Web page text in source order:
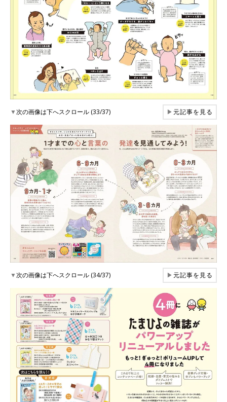
▼次の画像は下へスクロール (33/37) ▶元記事を見る
▼次の画像は下へスクロール (34/37) ▶元記事を見る